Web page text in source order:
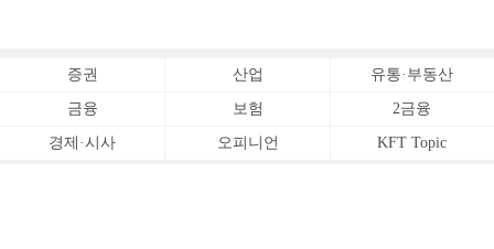
증권 산업 유통·부동산
금융 보험 2금융
경제·시사 오피니언 KFT Topic